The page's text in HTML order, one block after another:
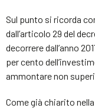
Sul punto si ricorda
dall’articolo 29 del
decorrere dall’anno
per cento
ammontare non
Come già chiarito nella